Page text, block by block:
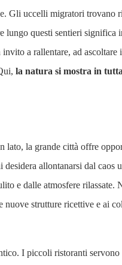
Gli uccelli migratori trovano
lungo questi sentieri significa
a rallentare, ad ascoltare
la natura si mostra in tutta
lato, la grande città offre
allontanarsi dal caos
e dalle atmosfere rilassate.
nuove strutture ricettive e ai
I piccoli ristoranti servono